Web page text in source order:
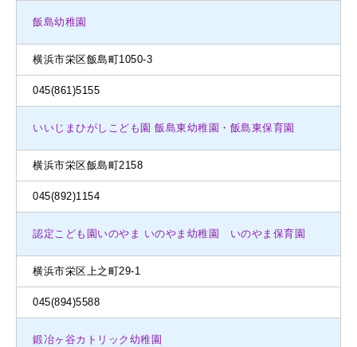
飯島幼稚園
横浜市栄区飯島町1050-3
045(861)5155
いいじまひがしこども園 飯島東幼稚園・飯島東保育園
横浜市栄区飯島町2158
045(892)1154
認定こども園いのやま いのやま幼稚園 いのやま保育園
横浜市栄区上之町29-1
045(894)5588
鍛冶ヶ谷カトリック幼稚園